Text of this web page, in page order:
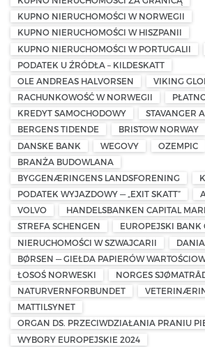
KUPNO NIERUCHOMOŚCI W NORWEGII
KUPNO NIERUCHOMOŚCI W HISZPANII
KUPNO NIERUCHOMOŚCI W PORTUGALII
PODATEK U ŹRÓDŁA – KILDESKATT
OLE ANDREAS HALVORSEN
VIKING
RACHUNKOWOŚĆ W NORWEGII
KREDYT SAMOCHODOWY
STAVANGER
BERGENS TIDENDE
BRISTOW NORWAY
DANSKE BANK
WEGOVY
OZEMPIC
BRANŻA BUDOWLANA
BYGGENÆRINGENS LANDSFORENING
PODATEK WYJAZDOWY — „EXIT SKATT”
VOLVO
HANDELSBANKEN CAPITAL
STREFA SCHENGEN
EUROPEJSKI BANK
NIERUCHOMOŚCI W SZWAJCARII
DANIA
BØRSEN — GIEŁDA PAPIERÓW
ŁOSOŚ NORWESKI
NORGES
NATURVERNFORBUNDET
MATTILSYNET
ORGAN DS. PRZECIWDZIAŁANIA PRANIU
WYBORY EUROPEJSKIE 2024